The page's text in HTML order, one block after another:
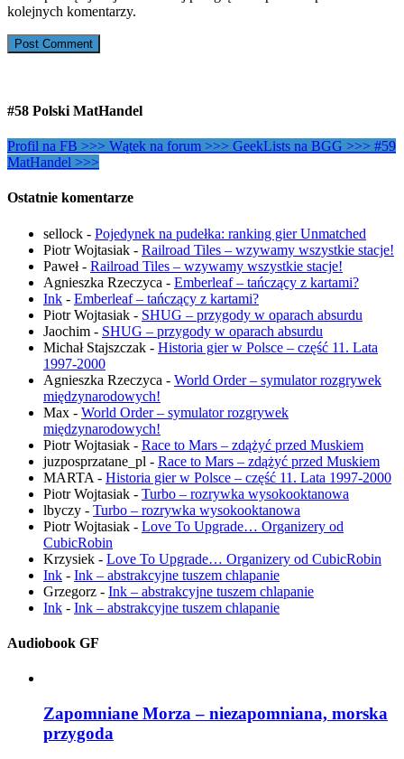
kolejnych komentarzy.
#58 Polski MatHandel
Profil na FB >>> Wątek na forum >>> GeekLists na BGG >>> #59
MatHandel >>>
Ostatnie komentarze
sellock - Pojedynek na pudełka: ranking gier Unmatched
Piotr Wojtasiak - Railroad Tiles – wzywamy wszystkie stacje!
Paweł- Railroad Tiles – wzywamy wszystkie stacje!
Agnieszka Rzeczyca - Emberleaf – tańczący z kartami?
Ink - Emberleaf – tańczący z kartami?
Piotr Wojtasiak - SHUG – przygody w oparach absurdu
Jaochim - SHUG – przygody w oparach absurdu
Michał Stajszczak - Historia gier w Polsce – część 11. Lata
1997-2000
Agnieszka Rzeczyca - World Order – symulator rozgrywek
międzynarodowych!
Max - World Order – symulator rozgrywek
międzynarodowych!
Piotr Wojtasiak - Race to Mars – zdążyć przed Muskiem
juzposprzatane_pl - Race to Mars – zdążyć przed Muskiem
MARTA - Historia gier w Polsce – część 11. Lata 1997-2000
Piotr Wojtasiak - Turbo – rozrywka wysokooktanowa
lbyczy - Turbo – rozrywka wysokooktanowa
Piotr Wojtasiak - Love To Upgrade… Organizery od
CubicRobin
Krzysiek - Love To Upgrade… Organizery od CubicRobin
Ink - Ink – abstrakcyjne tuszem chlapanie
Grzegorz - Ink – abstrakcyjne tuszem chlapanie
Ink - Ink – abstrakcyjne tuszem chlapanie
Audiobook GF
Zapomniane Morza – niezapomniana, morska
przygoda